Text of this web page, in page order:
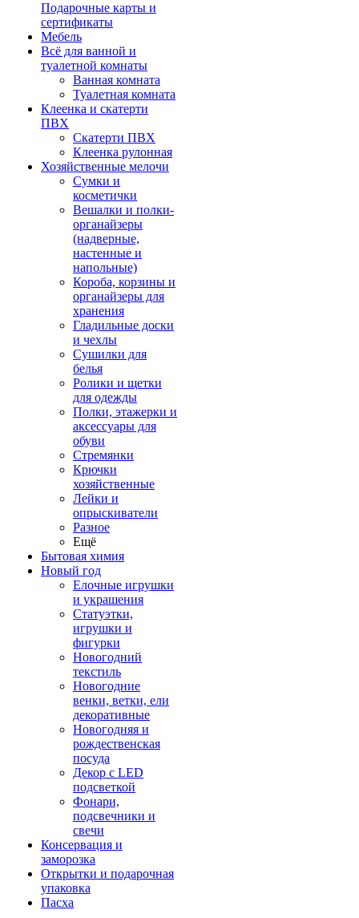
Подарочные карты и
сертификаты
Мебель
Всё для ванной и
туалетной комнаты
Ванная комната
Туалетная комната
Клеенка и скатерти
ПВХ
Скатерти ПВХ
Клеенка рулонная
Хозяйственные мелочи
Сумки и
косметички
Вешалки и полки-
органайзеры
(надверные,
настенные и
напольные)
Короба, корзины и
органайзеры для
хранения
Гладильные доски
и чехлы
Сушилки для
белья
Ролики и щетки
для одежды
Полки, этажерки и
аксессуары для
обуви
Стремянки
Крючки
хозяйственные
Лейки и
опрыскиватели
Разное
Ещё
Бытовая химия
Новый год
Елочные игрушки
и украшения
Статуэтки,
игрушки и
фигурки
Новогодний
текстиль
Новогодние
венки, ветки, ели
декоративные
Новогодняя и
рождественская
посуда
Декор с LED
подсветкой
Фонари,
подсвечники и
свечи
Консервация и
заморозка
Открытки и подарочная
упаковка
Пасха